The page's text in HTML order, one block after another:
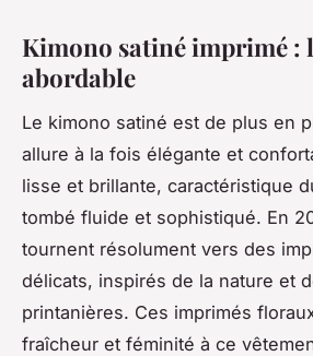
Kimono satiné imprimé :
abordable
Le kimono satiné est de plus en
allure à la fois élégante et
lisse et brillante, caractéristique
tombé fluide et sophistiqué. En
tournent résolument vers des
délicats, inspirés de la nature et
printanières. Ces imprimés
fraîcheur et féminité à ce